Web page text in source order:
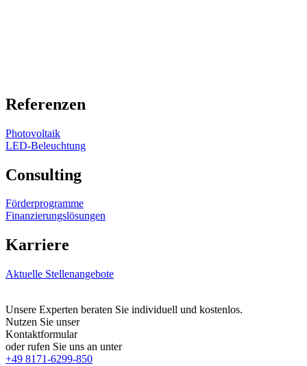
Referenzen
Photovoltaik
LED-Beleuchtung
Consulting
Förderprogramme
Finanzierungslösungen
Karriere
Aktuelle Stellenangebote
Unsere Experten beraten Sie individuell und kostenlos.
Nutzen Sie unser
Kontaktformular
oder rufen Sie uns an unter
+49 8171-6299-850